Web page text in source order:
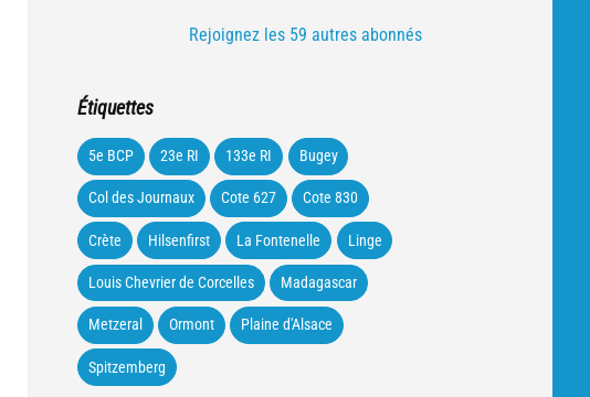
Rejoignez les 59 autres abonnés
Étiquettes
5e BCP 23e RI 133e RI Bugey
Col des Journaux Cote 627 Cote 830
Crète Hilsenfirst La Fontenelle Linge
Louis Chevrier de Corcelles Madagascar
Metzeral Ormont Plaine d'Alsace
Spitzemberg